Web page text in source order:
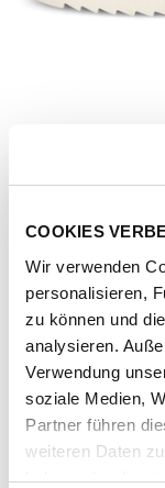
COOKIES
Wir verwenden
personalisieren,
zu können und
analysieren.
Verwendung
soziale Medien,
Partner führen
weiteren Daten
haben oder die
Artikel-Nr.82-758-
Farbe
foulard/
k/gold